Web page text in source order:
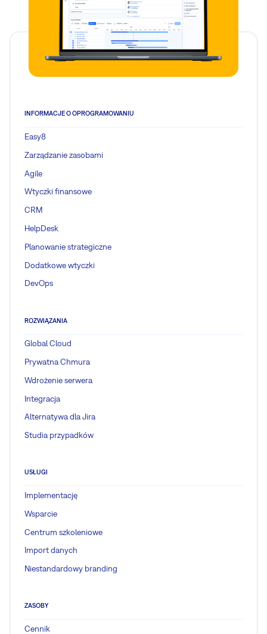
INFORMACJE O OPROGRAMOWANIU
Easy8
Zarządzanie zasobami
Agile
Wtyczki finansowe
CRM
HelpDesk
Planowanie strategiczne
Dodatkowe wtyczki
DevOps
ROZWIĄZANIA
Global Cloud
Prywatna Chmura
Wdrożenie serwera
Integracja
Alternatywa dla Jira
Studia przypadków
USŁUGI
Implementację
Wsparcie
Centrum szkoleniowe
Import danych
Niestandardowy branding
ZASOBY
Cennik